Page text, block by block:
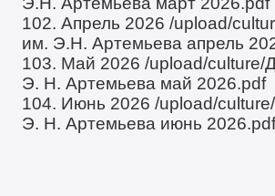
102. Апрель 2026/upload/
им. Э.Н. Артемьева апрель
103. Май 2026/upload/
Э. Н. Артемьева май 2026.pdf
104. Июнь 2026/upload/
Э. Н. Артемьева июнь